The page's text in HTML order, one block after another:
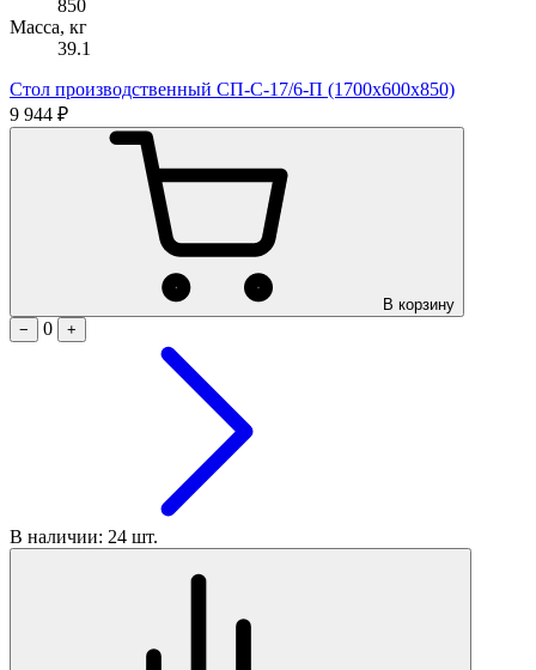
850
Масса, кг
39.1
Стол производственный СП-С-17/6-П (1700х600х850)
9 944 ₽
В корзину
−
0 +
В наличии: 24 шт.